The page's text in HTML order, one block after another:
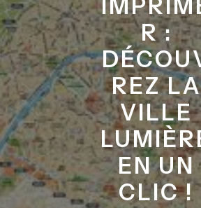
R :
REZ LA
VILLE
EN UN
CLIC !